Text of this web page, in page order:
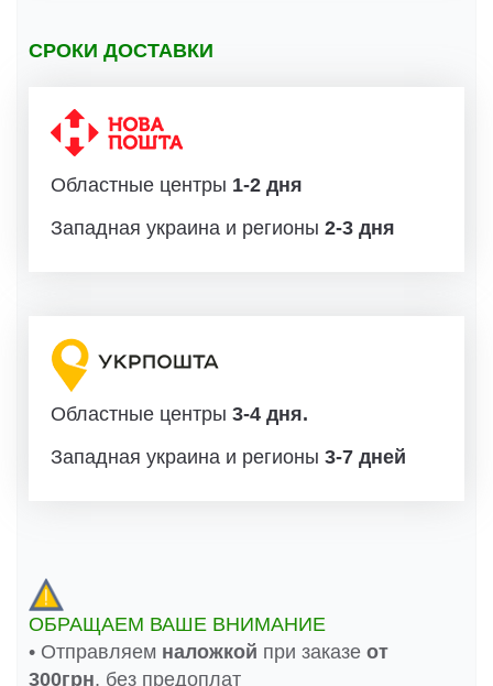
СРОКИ ДОСТАВКИ
Областные центры 1-2 дня
Западная украина и регионы 2-3 дня
Областные центры 3-4 дня.
Западная украина и регионы 3-7 дней
ОБРАЩАЕМ ВАШЕ ВНИМАНИЕ
• Отправляем наложкой при заказе от
300грн, без предоплат